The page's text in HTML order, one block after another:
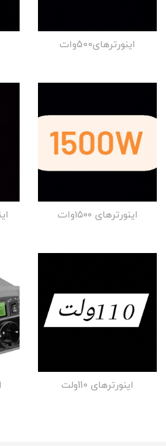
اینورترهای500وات
اینورترهای ۱۵۰۰وات
اینورترهای 110ولت